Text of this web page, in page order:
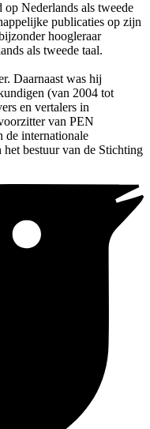
Nederlands als tweede
publicaties op zijn
hoogleraar
als tweede taal.
Daarnaast was hij
(van 2004 tot
en vertalers in
van PEN
de internationale
bestuur van de Stichting